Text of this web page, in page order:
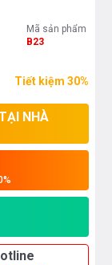
Mã sản phẩm
B23
Tiết kiệm 30%
NHÀ